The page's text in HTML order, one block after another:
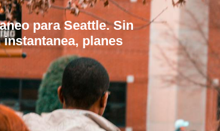
para Seattle. Sin
planes